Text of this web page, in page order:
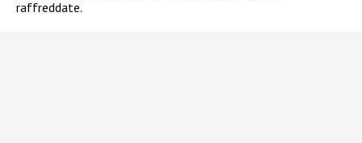
raffreddate.